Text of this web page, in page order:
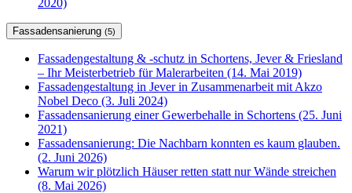
Fassadensanierung (5)
Fassadengestaltung & -schutz in Schortens, Jever & Friesland
– Ihr Meisterbetrieb für Malerarbeiten (14. Mai 2019)
Fassadengestaltung in Jever in Zusammenarbeit mit Akzo
Nobel Deco (3. Juli 2024)
Fassadensanierung einer Gewerbehalle in Schortens (25. Juni
2021)
Fassadensanierung: Die Nachbarn konnten es kaum glauben.
(2. Juni 2026)
Warum wir plötzlich Häuser retten statt nur Wände streichen
(8. Mai 2026)